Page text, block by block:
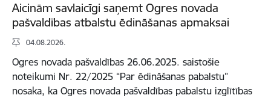
Aicinām savlaicīgi saņemt Ogres novada
pašvaldības atbalstu ēdināšanas apmaksai
04.08.2026.
Ogres novada pašvaldības 26.06.2025. saistošie
noteikumi Nr. 22/2025 “Par ēdināšanas pabalstu”
nosaka, ka Ogres novada pašvaldības pabalstu izglītības